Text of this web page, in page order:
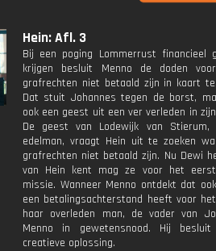
Hein: Afl. 3
Bij een poging Lommerrust financieel
krijgen besluit Menno de doden
grafrechten niet betaald zijn in kaart
Dat stuit Johannes tegen de borst,
ook een geest uit een ver verleden in
De geest van Lodewijk van Stierum,
edelman, vraagt Hein uit te zoeken
grafrechten niet betaald zijn. Nu Dewi
van Hein kent mag ze voor het
missie. Wanneer Menno ontdekt dat
een betalingsachterstand heeft voor
haar overleden man, de vader van
Menno in gewetensnood. Hij
creatieve oplossing.